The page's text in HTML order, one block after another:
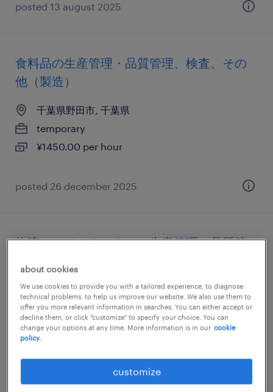
posted 13 august 2025
食料品の生産管理・品質管理、検査、その
他（製造）
千葉県野田市, 千葉県
temporary
¥1450.00 per hour
posted 26 december 2025
物流・ロジスティクスの生産管理・品質管
千葉県野田市, 千葉県
temp to perm
¥1400.00 per hour
about cookies
We use cookies to provide you with a tailored experience, to diagnose
technical problems, to help us improve our website. We also use them to
offer you more relevant information in searches. You can either accept or
decline them, or click "customize" to specify your choice. You can
change your options at any time. More information is in our cookie
policy.
customize